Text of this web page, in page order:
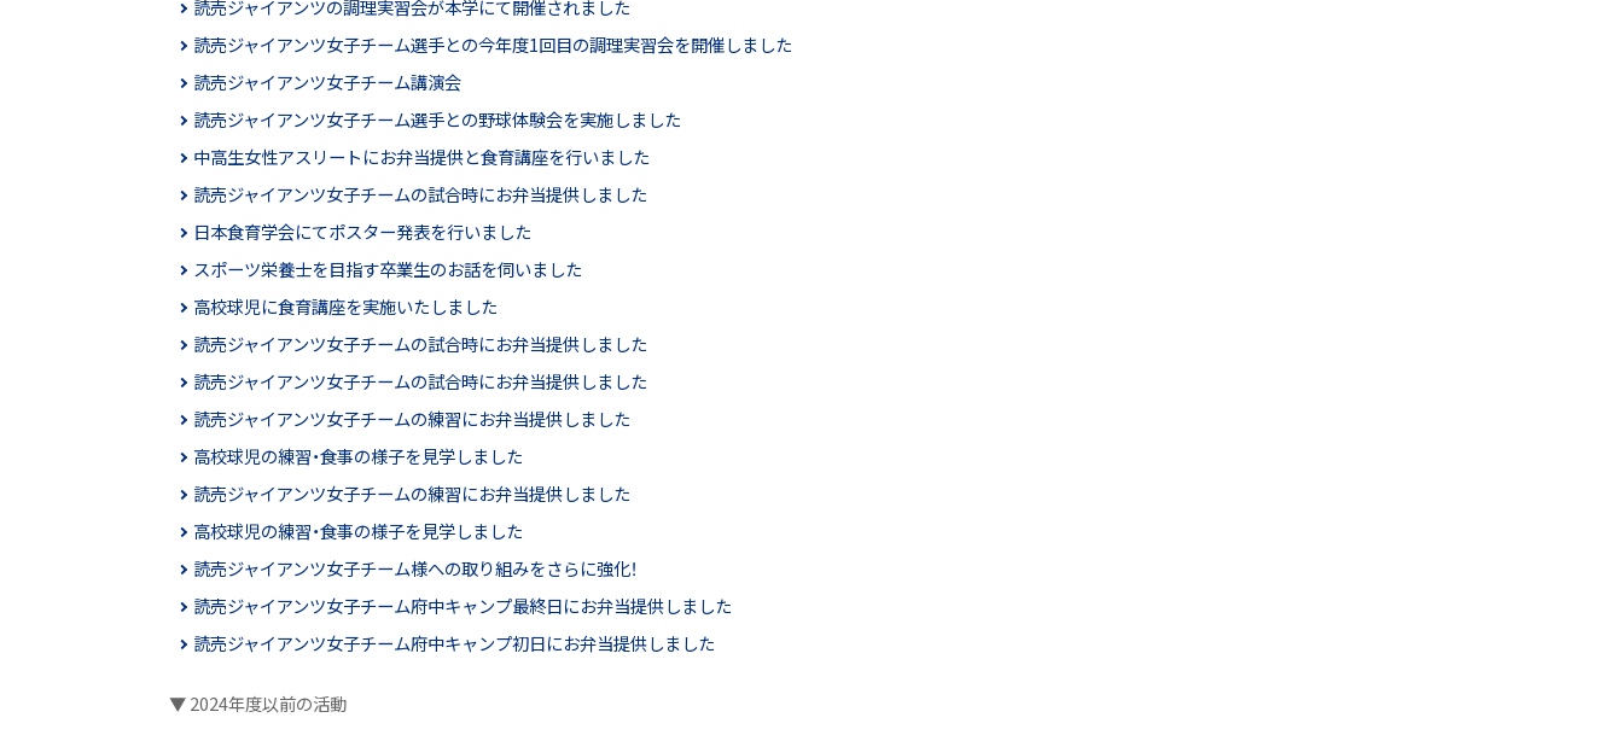
読売ジャイアンツの調理実習会が本学にて開催されました
読売ジャイアンツ女子チーム選手との今年度1回目の調理実習会を開催しました
読売ジャイアンツ女子チーム講演会
読売ジャイアンツ女子チーム選手との野球体験会を実施しました
中高生女性アスリートにお弁当提供と食育講座を行いました
読売ジャイアンツ女子チームの試合時にお弁当提供しました
日本食育学会にてポスター発表を行いました
スポーツ栄養士を目指す卒業生のお話を伺いました
高校球児に食育講座を実施いたしました
読売ジャイアンツ女子チームの試合時にお弁当提供しました
読売ジャイアンツ女子チームの試合時にお弁当提供しました
読売ジャイアンツ女子チームの練習にお弁当提供しました
高校球児の練習・食事の様子を見学しました
読売ジャイアンツ女子チームの練習にお弁当提供しました
高校球児の練習・食事の様子を見学しました
読売ジャイアンツ女子チーム様への取り組みをさらに強化！
読売ジャイアンツ女子チーム府中キャンプ最終日にお弁当提供しました
読売ジャイアンツ女子チーム府中キャンプ初日にお弁当提供しました
▼ 2024年度以前の活動